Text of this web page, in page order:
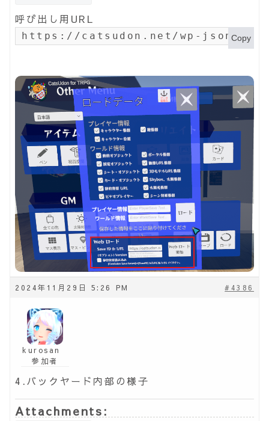
呼び出し用URL
https://catsudon.net/wp-json/my-
Copy
2024年11月29日 5:26 PM #4386
kurosan
参加者
4.バックヤード内部の様子
Attachments: